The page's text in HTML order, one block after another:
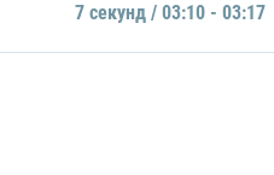
7 секунд / 03:10 - 03:17